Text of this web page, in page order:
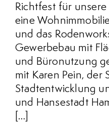
Richtfest für
eine
und das
Gewerbebau mit
und Büronutzung
mit Karen Pein, der
Stadtentwicklung
und Hansestadt
[…]